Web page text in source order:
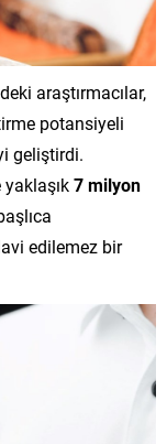
araştırmacılar,
potansiyeli
geliştirdi.
7 milyon
edilemez bir